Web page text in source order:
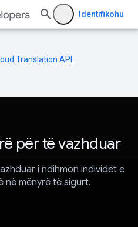
Identifikohu
Translation API
për të vazhduar
i ndihmon individët e
në mënyrë të sigurt.